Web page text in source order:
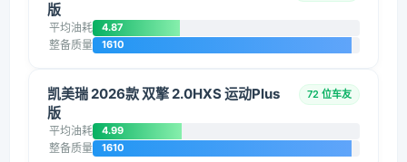
版
平均油耗 4.87
整备质量 1610
凯美瑞 2026款 双擎 2.0HXS 运动Plus
版
72 位车友
平均油耗 4.99
整备质量 1610